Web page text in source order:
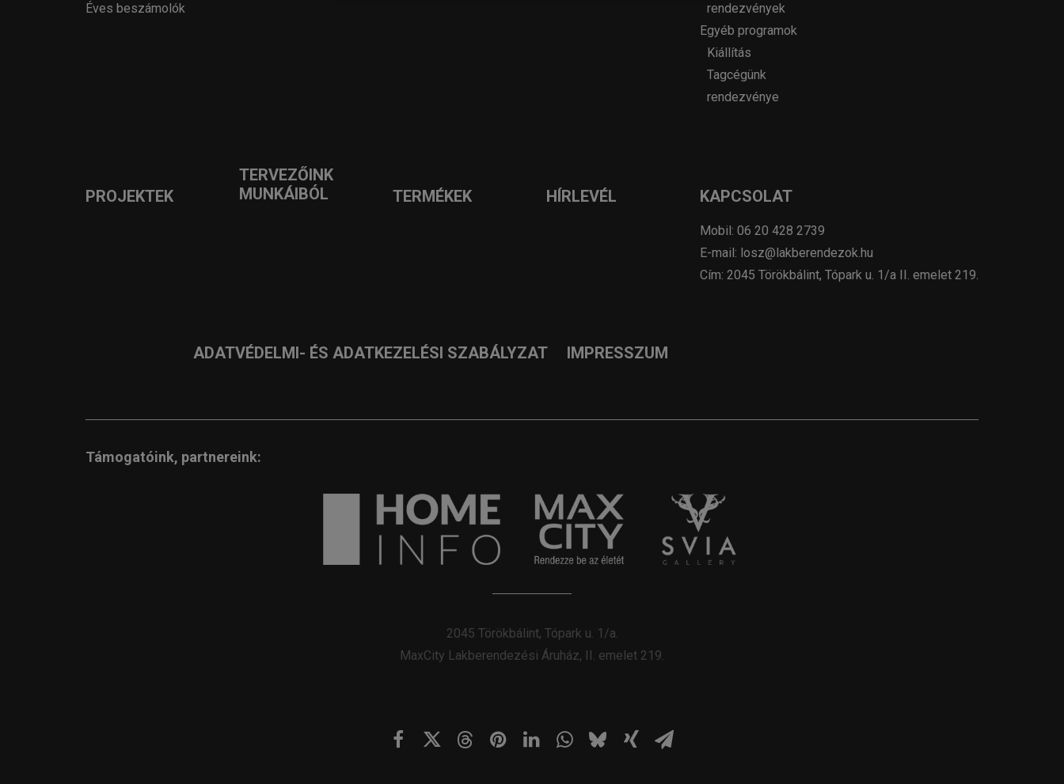
Éves beszámolók
rendezvények
Egyéb programok
Kiállítás
Tagcégünk
rendezvénye
PROJEKTEK
TERVEZŐINK
MUNKÁIBÓL
TERMÉKEK HÍRLEVÉL KAPCSOLAT
Mobil: 06 20 428 2739
E-mail: losz@lakberendezok.hu
Cím: 2045 Törökbálint, Tópark u. 1/a II. emelet 219.
ADATVÉDELMI- ÉS ADATKEZELÉSI SZABÁLYZAT IMPRESSZUM
Támogatóink, partnereink:
2045 Törökbálint, Tópark u. 1/a.
MaxCity Lakberendezési Áruház, II. emelet 219.